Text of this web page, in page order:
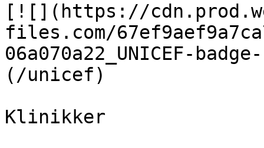
[![](https://
files.com/
06a070a22_UNICEF-
(/unicef)
Klinikker